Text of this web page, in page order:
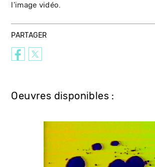
l'image vidéo.
PARTAGER
Oeuvres disponibles :